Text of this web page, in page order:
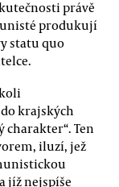
právě
produkují
statu quo
krajských
charakter“. Ten
iluzí, jež
jíž nejspíše